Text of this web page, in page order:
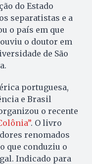
do Estado
separatistas e a
o país em que
ouviu o doutor em
de São
portuguesa,
e Brasil
o recente
. O livro
renomados
que conduziu o
Indicado para